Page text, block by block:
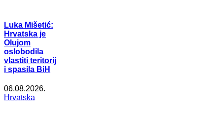
Luka Mišetić:
Hrvatska je
Olujom
oslobodila
vlastiti teritorij
i spasila BiH
06.08.2026.
Hrvatska